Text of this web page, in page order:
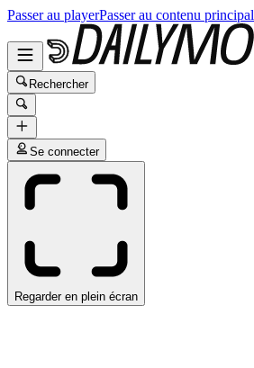
Passer au playerPasser au contenu principal
Rechercher
Se connecter
Regarder en plein écran